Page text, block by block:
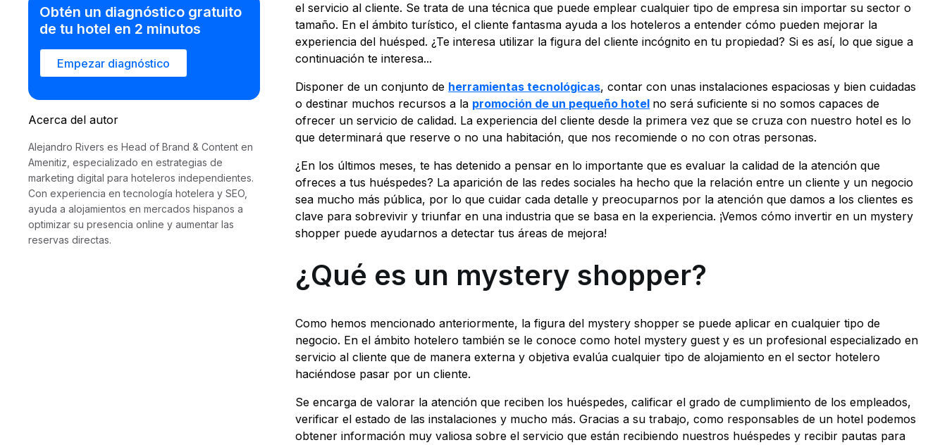
Obtén un diagnóstico gratuito
de tu hotel en 2 minutos
Empezar diagnóstico
Acerca del autor
Alejandro Rivers es Head of Brand & Content en
Amenitiz, especializado en estrategias de
marketing digital para hoteleros independientes.
Con experiencia en tecnología hotelera y SEO,
ayuda a alojamientos en mercados hispanos a
optimizar su presencia online y aumentar las
reservas directas.
el servicio al cliente. Se trata de una técnica que puede emplear cualquier tipo de empresa sin importar su sector o
tamaño. En el ámbito turístico, el cliente fantasma ayuda a los hoteleros a entender cómo pueden mejorar la
experiencia del huésped. ¿Te interesa utilizar la figura del cliente incógnito en tu propiedad? Si es así, lo que sigue a
continuación te interesa...
Disponer de un conjunto de herramientas tecnológicas, contar con unas instalaciones espaciosas y bien cuidadas
o destinar muchos recursos a la promoción de un pequeño hotel no será suficiente si no somos capaces de
ofrecer un servicio de calidad. La experiencia del cliente desde la primera vez que se cruza con nuestro hotel es lo
que determinará que reserve o no una habitación, que nos recomiende o no con otras personas.
¿En los últimos meses, te has detenido a pensar en lo importante que es evaluar la calidad de la atención que
ofreces a tus huéspedes? La aparición de las redes sociales ha hecho que la relación entre un cliente y un negocio
sea mucho más pública, por lo que cuidar cada detalle y preocuparnos por la atención que damos a los clientes es
clave para sobrevivir y triunfar en una industria que se basa en la experiencia. ¡Vemos cómo invertir en un mystery
shopper puede ayudarnos a detectar tus áreas de mejora!
¿Qué es un mystery shopper?
Como hemos mencionado anteriormente, la figura del mystery shopper se puede aplicar en cualquier tipo de
negocio. En el ámbito hotelero también se le conoce como hotel mystery guest y es un profesional especializado en
servicio al cliente que de manera externa y objetiva evalúa cualquier tipo de alojamiento en el sector hotelero
haciéndose pasar por un cliente.
Se encarga de valorar la atención que reciben los huéspedes, calificar el grado de cumplimiento de los empleados,
verificar el estado de las instalaciones y mucho más. Gracias a su trabajo, como responsables de un hotel podemos
obtener información muy valiosa sobre el servicio que están recibiendo nuestros huéspedes y recibir pautas para